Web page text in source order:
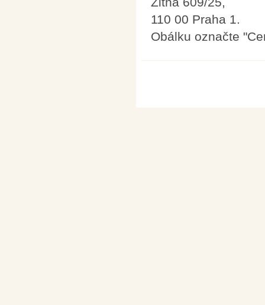
110 00 Praha 1.
Obálku označte